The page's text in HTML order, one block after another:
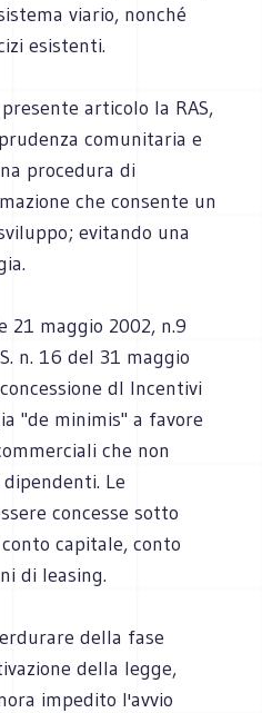
viario, nonché
esistenti.
presente articolo la RAS,
comunitaria e
procedura di
che consente un
evitando una
21 maggio 2002, n.9
n. 16 del 31 maggio
dl Incentivi
"de minimis" a favore
che non
Le
concesse sotto
capitale, conto
di leasing.
della fase
della legge,
impedito l'avvio